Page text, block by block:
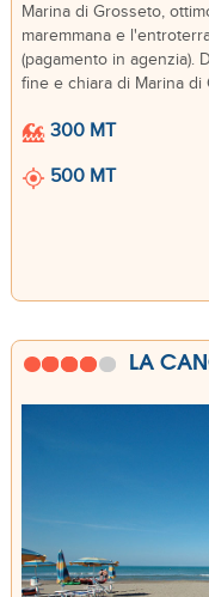
Marina di Grosseto,
maremmana e
(pagamento in agenzia).
fine e chiara di Marina di
300 MT
500 MT
LA